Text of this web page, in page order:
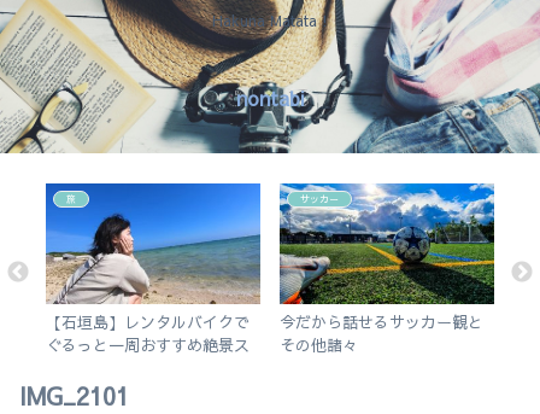
Hakuna Matata !
nontabi
旅
【石垣島】レンタルバイクで
ぐるっと一周おすすめ絶景ス
サッカー
今だから話せるサッカー観と
その他諸々
IMG_2101